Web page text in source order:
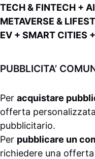
TECH & FINTECH +
METAVERSE &
EV + SMART CITIES
PUBBLICITA’
Per acquistare
offerta
pubblicitario.
Per pubblicare un
richiedere una